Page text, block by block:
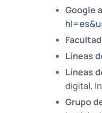
Google
Líneas
Líneas
digital,
Grupo